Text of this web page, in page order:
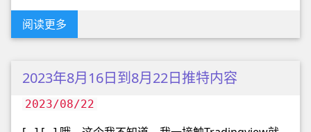
阅读更多
2023年8月16日到8月22日推特内容
2023/08/22